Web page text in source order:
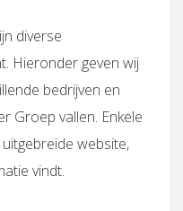
diverse
Hieronder geven wij
bedrijven en
Groep vallen. Enkele
website,
vindt.